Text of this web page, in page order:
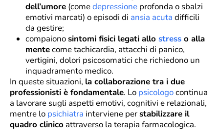
dell’umore (comedepressione profonda o sbalzi
emotivi marcati) o episodi di ansia acuta difficili
da gestire;
compaionosintomi fisici legati allo stress o alla
mentecome tachicardia, attacchi di panico,
vertigini, dolori psicosomatici che richiedono un
inquadramento medico.
In queste situazioni, la collaborazione tra i due
professionisti è fondamentale. Lo psicologocontinua
a lavorare sugli aspetti emotivi, cognitivi e relazionali,
mentre lo psichiatra interviene perstabilizzare il
quadro clinico attraverso la terapia farmacologica.